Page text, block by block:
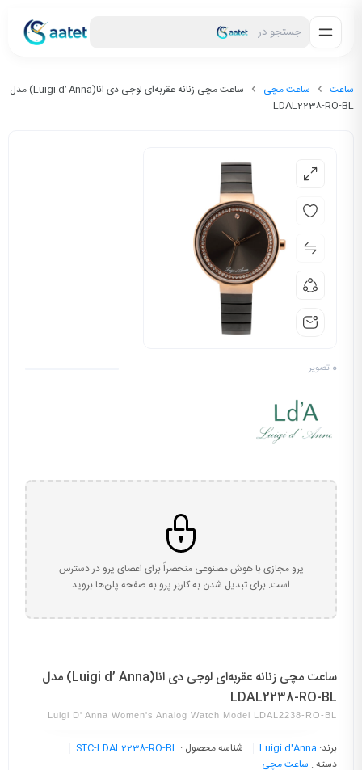
جستجو در
ساعت ساعت مچی
ساعت مچی زنانه عقربه‌ای لوجی دی انا(Luigi d’ Anna) مدل
LDAL2238-RO-BL
0 تصویر
پرو مجازی با هوش مصنوعی منحصراً برای اعضای پرو در دسترس
است. برای تبدیل شدن به کاربر پرو به صفحه پلن‌ها بروید
ساعت مچی زنانه عقربه‌ای لوجی دی انا(Luigi d’ Anna) مدل
LDAL2238-RO-BL
Luigi D' Anna Women's Analog Watch Model LDAL2238-RO-BL
برند: Luigi d'Anna شناسه محصول : STC-LDAL2238-RO-BL
دسته : ساعت مچی